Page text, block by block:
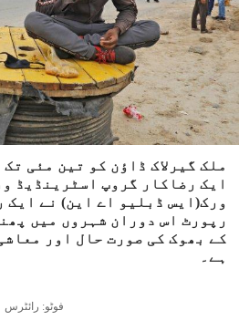
ملک گیرلاک ڈاؤن کو تین مئی
ایک رضاکار گروپ اسٹرینڈیڈ
ورک(ایس ڈبلیو اے این) نے ایک
رپورٹ اس دوران شہروں میں
کے بھوک کی صورت حال اور
ہے۔
فوٹو: رائٹرس